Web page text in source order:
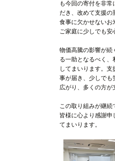
も今回の寄付を非
だき、改めて支援の
食事に欠かせないお
ご家庭に少しでも安
物価高騰の影響が続
る一助となるべく、
してまいります。
事が届き、少しでも
広がり、多くの方
この取り組みが継
皆様に心より感謝
てまいります。